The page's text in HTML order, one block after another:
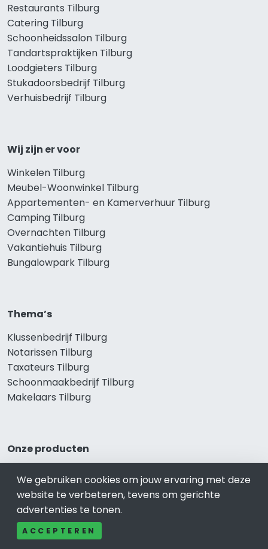
Restaurants Tilburg
Catering Tilburg
Schoonheidssalon Tilburg
Tandartspraktijken Tilburg
Loodgieters Tilburg
Stukadoorsbedrijf Tilburg
Verhuisbedrijf Tilburg
Wij zijn er voor
Winkelen Tilburg
Meubel-Woonwinkel Tilburg
Appartementen- en Kamerverhuur Tilburg
Camping Tilburg
Overnachten Tilburg
Vakantiehuis Tilburg
Bungalowpark Tilburg
Thema’s
Klussenbedrijf Tilburg
Notarissen Tilburg
Taxateurs Tilburg
Schoonmaakbedrijf Tilburg
Makelaars Tilburg
Onze producten
Vca Tilburg
Kledingwinkel Tilburg
Website laten maken Tilburg
Sportschool Tilburg
We gebruiken cookies om jouw ervaring met deze
website te verbeteren, tevens om gerichte
advertenties te tonen.
ACCEPTEREN